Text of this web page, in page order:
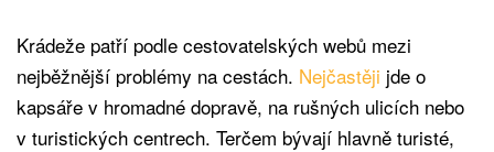
Krádeže patří podle cestovatelských webů mezi
nejběžnější problémy na cestách. Nejčastěji jde o
kapsáře v hromadné dopravě, na rušných ulicích nebo
v turistických centrech. Terčem bývají hlavně turisté,